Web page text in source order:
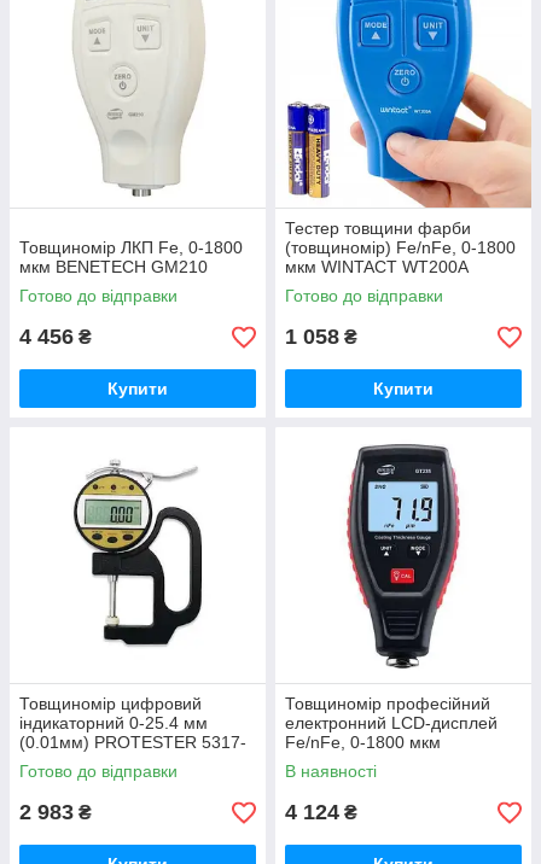
Товщиномір ЛКП Fe, 0-1800
мкм BENETECH GM210
Готово до відправки
4 456 ₴
Купити
Тестер товщини фарби
(товщиномір) Fe/nFe, 0-1800
мкм WINTACT WT200A
Готово до відправки
1 058 ₴
Купити
Товщиномір цифровий
індикаторний 0-25.4 мм
(0.01мм) PROTESTER 5317-
25
Готово до відправки
2 983 ₴
Товщиномір професійний
електронний LCD-дисплей
Fe/nFe, 0-1800 мкм
BENETECH GT235
В наявності
4 124 ₴